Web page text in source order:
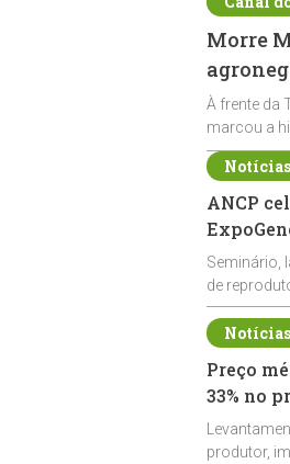
Morre
À frente da
marcou a
ANCP
Seminário,
de
durante a
Preço
33% no
produtor,